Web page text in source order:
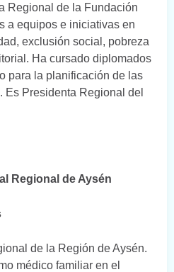
Regional de la Fundación
a equipos e iniciativas en
exclusión social, pobreza
Ha cursado diplomados
para la planificación de las
Es Presidenta Regional del
Regional de Aysén
de la Región de Aysén.
médico familiar en el